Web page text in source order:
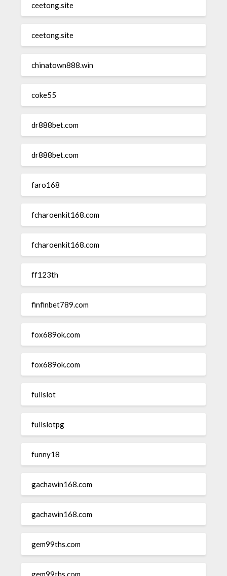
ceetong.site
ceetong.site
chinatown888.win
coke55
dr888bet.com
dr888bet.com
faro168
fcharoenkit168.com
fcharoenkit168.com
ff123th
finfinbet789.com
fox689ok.com
fox689ok.com
fullslot
fullslotpg
funny18
gachawin168.com
gachawin168.com
gem99ths.com
gem99ths.com